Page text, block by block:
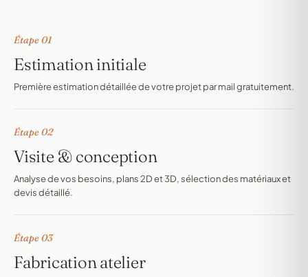
Étape 01
Estimation initiale
Première estimation détaillée de votre projet par mail gratuitement.
Étape 02
Visite & conception
Analyse de vos besoins, plans 2D et 3D, sélection des matériaux et
devis détaillé.
Étape 03
Fabrication atelier